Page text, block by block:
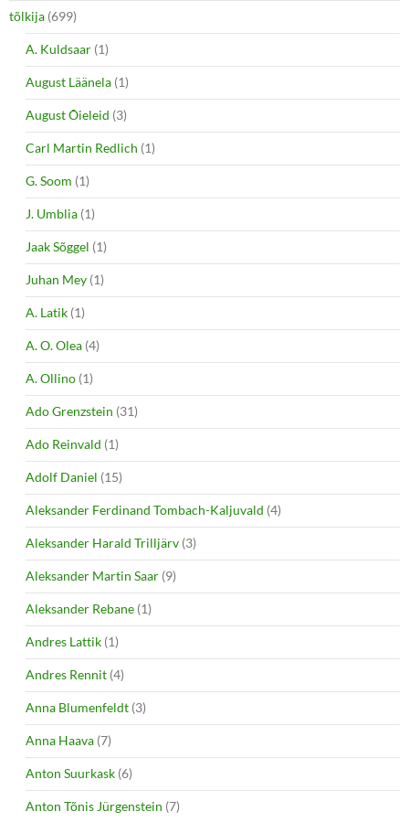
tõlkija (699)
A. Kuldsaar (1)
August Läänela (1)
August Õieleid (3)
Carl Martin Redlich (1)
G. Soom (1)
J. Umblia (1)
Jaak Sõggel (1)
Juhan Mey (1)
A. Latik (1)
A. O. Olea (4)
A. Ollino (1)
Ado Grenzstein (31)
Ado Reinvald (1)
Adolf Daniel (15)
Aleksander Ferdinand Tombach-Kaljuvald (4)
Aleksander Harald Trilljärv (3)
Aleksander Martin Saar (9)
Aleksander Rebane (1)
Andres Lattik (1)
Andres Rennit (4)
Anna Blumenfeldt (3)
Anna Haava (7)
Anton Suurkask (6)
Anton Tõnis Jürgenstein (7)